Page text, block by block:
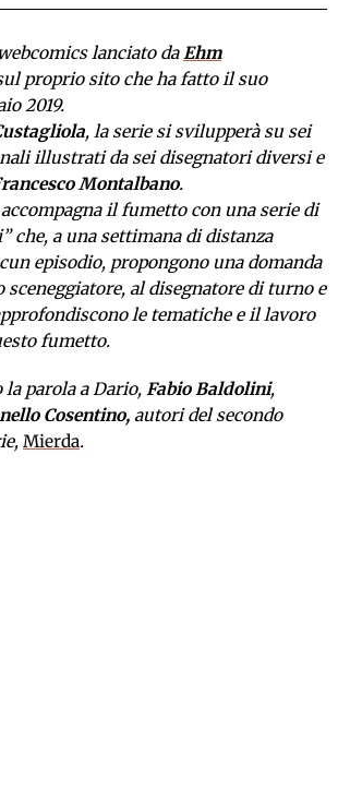
lanciato da Ehm
proprio sito che ha fatto il suo
2019.
, la serie si svilupperà su sei
illustrati da sei disegnatori diversi e
Montalbano.
accompagna il fumetto con una serie di
che, a una settimana di distanza
episodio, propongono una domanda
sceneggiatore, al disegnatore di turno e
le tematiche e il lavoro
fumetto.
parola a Dario, Fabio Baldolini,
Cosentino, autori del secondo
Mierda.